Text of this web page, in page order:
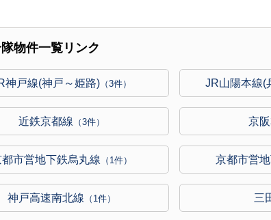
物件一覧リンク
神戸線(神戸～姫路) （3件） JR山陽本線(
近鉄京都線 （3件） 京
都市営地下鉄烏丸線 （1件） 京都市営
神戸高速南北線 （1件） 三